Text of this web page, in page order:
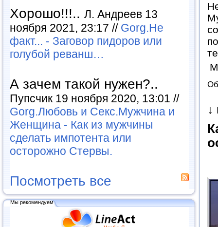
Хорошо!!!.. Л. Андреев 13
ноября 2021, 23:17 // Gorg.Не
факт... - Заговор пидоров или
голубой реванш…
А зачем такой нужен?..
Пупсчик 19 ноября 2020, 13:01 //
Gorg.Любовь и Секс.Мужчина и
Женщина - Как из мужчины
сделать импотента или
осторожно Стервы.
Посмотреть все
Мы рекомендуем